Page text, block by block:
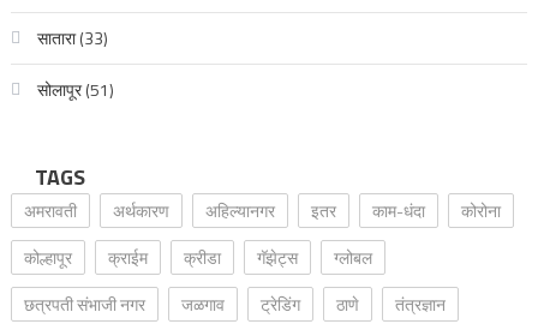
सातारा(33)
सोलापूर(51)
TAGS
अमरावती अर्थकारण अहिल्यानगर इतर काम-धंदा
कोरोना
कोल्हापूर
क्राईम क्रीडा गॅझेट्स
ग्लोबल
छत्रपती संभाजी नगर
जळगाव ट्रेडिंग ठाणे
तंत्रज्ञान